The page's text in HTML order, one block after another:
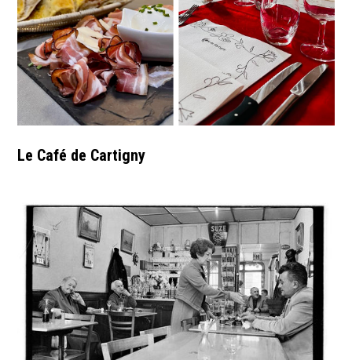
Le Café de Cartigny